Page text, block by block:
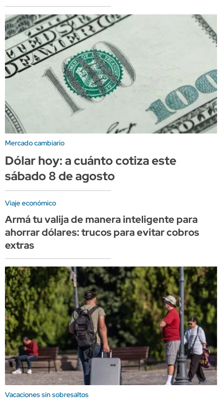
Mercado cambiario
Dólar hoy: a cuánto cotiza este
sábado 8 de agosto
Viaje económico
Armá tu valija de manera inteligente para
ahorrar dólares: trucos para evitar cobros
extras
Vacaciones sin sobresaltos